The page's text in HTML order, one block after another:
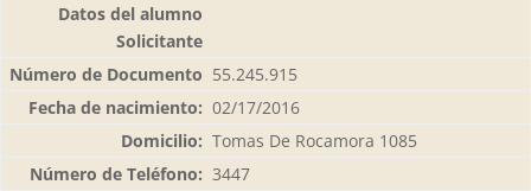
55.245.915
02/17/2016
Tomas De Rocamora 1085
3447